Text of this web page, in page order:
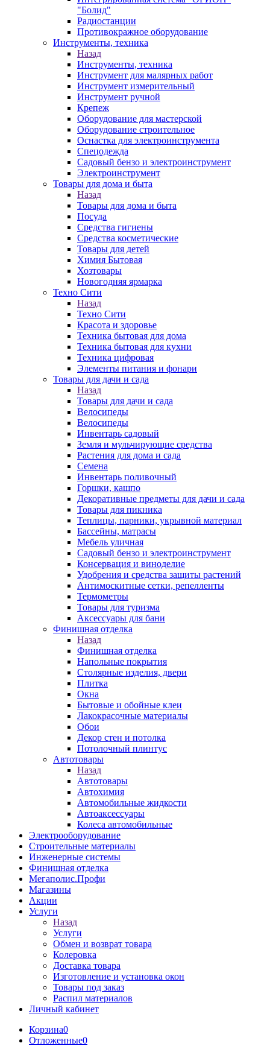
"Болид"
Радиостанции
Противокражное оборудование
Инструменты, техника
Назад
Инструменты, техника
Инструмент для малярных работ
Инструмент измерительный
Инструмент ручной
Крепеж
Оборудование для мастерской
Оборудование строительное
Оснастка для электроинструмента
Спецодежда
Садовый бензо и электроинструмент
Электроинструмент
Товары для дома и быта
Назад
Товары для дома и быта
Посуда
Средства гигиены
Средства косметические
Товары для детей
Химия Бытовая
Хозтовары
Новогодняя ярмарка
Техно Сити
Назад
Техно Сити
Красота и здоровье
Техника бытовая для дома
Техника бытовая для кухни
Техника цифровая
Элементы питания и фонари
Товары для дачи и сада
Назад
Товары для дачи и сада
Велосипеды
Велосипеды
Инвентарь садовый
Земля и мульчирующие средства
Растения для дома и сада
Семена
Инвентарь поливочный
Горшки, кашпо
Декоративные предметы для дачи и сада
Товары для пикника
Теплицы, парники, укрывной материал
Бассейны, матрасы
Мебель уличная
Садовый бензо и электроинструмент
Консервация и виноделие
Удобрения и средства защиты растений
Антимоскитные сетки, репелленты
Термометры
Товары для туризма
Аксессуары для бани
Финишная отделка
Назад
Финишная отделка
Напольные покрытия
Столярные изделия, двери
Плитка
Окна
Бытовые и обойные клеи
Лакокрасочные материалы
Обои
Декор стен и потолка
Потолочный плинтус
Автотовары
Назад
Автотовары
Автохимия
Автомобильные жидкости
Автоаксессуары
Колеса автомобильные
Электрооборудование
Строительные материалы
Инженерные системы
Финишная отделка
Мегаполис.Профи
Магазины
Акции
Услуги
Назад
Услуги
Обмен и возврат товара
Колеровка
Доставка товара
Изготовление и установка окон
Товары под заказ
Распил материалов
Личный кабинет
Корзина0
Отложенные0